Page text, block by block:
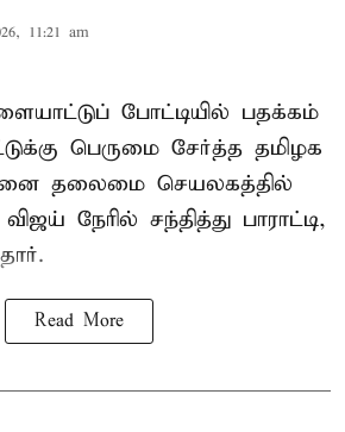
11:21 am
போட்டியில் பதக்கம்
பெருமை சேர்த்த தமிழக
தலைமை செயலகத்தில்
நேரில் சந்தித்து பாராட்டி,
Read More